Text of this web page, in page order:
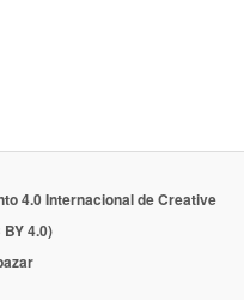
4.0 Internacional de Creative
4.0)